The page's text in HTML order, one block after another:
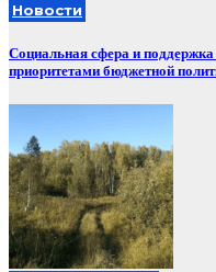
Новости
Социальная сфера и
приоритетами бюджетной